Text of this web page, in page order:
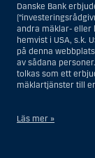
Danske Bank
andra mäklar- eller
hemvist i USA, s.k.
på denna
av sådana
tolkas som ett
mäklartjänster till
Läs mer »